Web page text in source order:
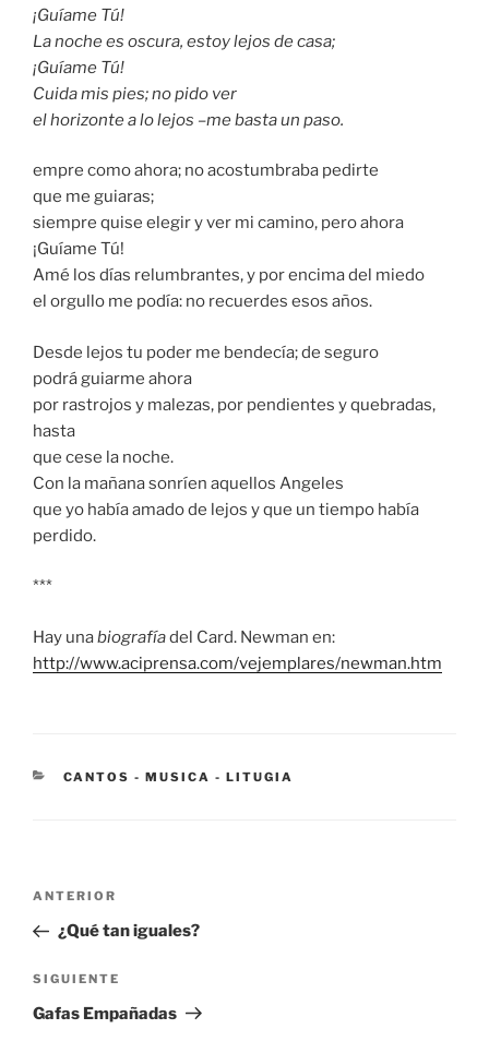
¡Guíame Tú!
La noche es oscura, estoy lejos de casa;
¡Guíame Tú!
Cuida mis pies; no pido ver
el horizonte a lo lejos –me basta un paso.
empre como ahora; no acostumbraba pedirte
que me guiaras;
siempre quise elegir y ver mi camino, pero ahora
¡Guíame Tú!
Amé los días relumbrantes, y por encima del miedo
el orgullo me podía: no recuerdes esos años.
Desde lejos tu poder me bendecía; de seguro
podrá guiarme ahora
por rastrojos y malezas, por pendientes y quebradas,
hasta
que cese la noche.
Con la mañana sonríen aquellos Angeles
que yo había amado de lejos y que un tiempo había
perdido.
***
Hay unabiografíadel Card. Newman en:
http://www.aciprensa.com/vejemplares/newman.htm
CATEGORÍAS
CANTOS - MUSICA - LITUGIA
Navegación
entradas
Entrada
anterior:
ANTERIOR
¿Qué tan iguales?
Siguiente
entrada
SIGUIENTE
Gafas Empañadas